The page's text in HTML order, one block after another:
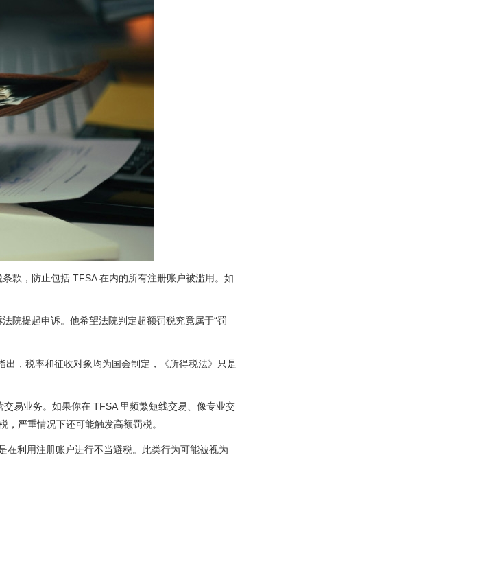
款，防止包括 TFSA 在内的所有注册账户被滥用。如
院提起申诉。他希望法院判定超额罚税究竟属于“罚
，税率和征收对象均为国会制定，《所得税法》只是
易业务。如果你在 TFSA 里频繁短线交易、像专业交
严重情况下还可能触发高额罚税。
在利用注册账户进行不当避税。此类行为可能被视为